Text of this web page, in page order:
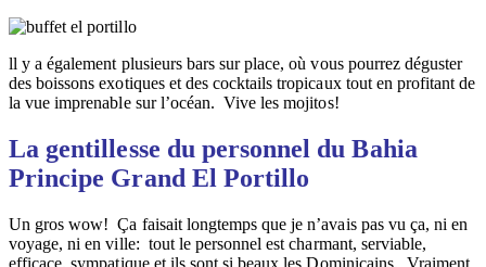
ll y a également plusieurs bars sur place, où vous pourrez déguster
des boissons exotiques et des cocktails tropicaux tout en profitant de
la vue imprenable sur l’océan. Vive les mojitos!
La gentillesse du personnel du Bahia
Principe Grand El Portillo
Un gros wow! Ça faisait longtemps que je n’avais pas vu ça, ni en
voyage, ni en ville: tout le personnel est charmant, serviable,
efficace, sympatique et ils sont si beaux les Dominicains. Vraiment